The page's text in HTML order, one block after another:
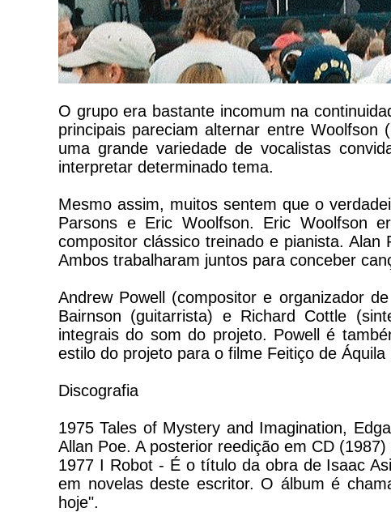
O grupo era bastante incomum na
principais pareciam alternar entre Woolfson
uma grande variedade de vocalistas
interpretar determinado tema.
Mesmo assim, muitos sentem que o
Parsons e Eric Woolfson. Eric Woolfson
compositor clássico treinado e pianista.
Ambos trabalharam juntos para conceber
Andrew Powell (compositor e organizador
Bairnson (guitarrista) e Richard Cottle
integrais do som do projeto. Powell é
estilo do projeto para o filme Feitiço de
Discografia
1975 Tales of Mystery and Imagination,
Allan Poe. A posterior reedição em CD
1977 I Robot - É o título da obra de Isaac
em novelas deste escritor. O álbum é
hoje".